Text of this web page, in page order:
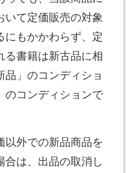
いて定価販売の対象
にもかかわらず、定
る書籍は新古品に相
品」のコンディショ
のコンディションで
以外での新品商品を
合は、出品の取消し